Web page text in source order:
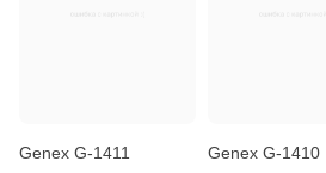
Genex G-1411 Genex G-1410